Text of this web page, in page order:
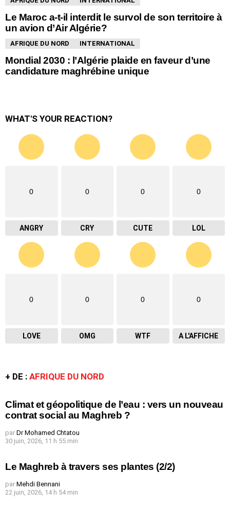
Le Maroc a-t-il interdit le survol de son territoire à
un avion d’Air Algérie?
AFRIQUE DU NORD INTERNATIONAL
Mondial 2030 : l’Algérie plaide en faveur d’une
candidature maghrébine unique
WHAT'S YOUR REACTION?
0
ANGRY
0
CRY
0
CUTE
0
LOL
0
LOVE
0
OMG
0
WTF
0
A L'AFFICHE
+ DE : AFRIQUE DU NORD
Climat et géopolitique de l’eau : vers un nouveau
contrat social au Maghreb ?
par Dr Mohamed Chtatou
30 juin, 2026, 11 h 55 min
Le Maghreb à travers ses plantes (2/2)
par Mehdi Bennani
22 juin, 2026, 14 h 54 min